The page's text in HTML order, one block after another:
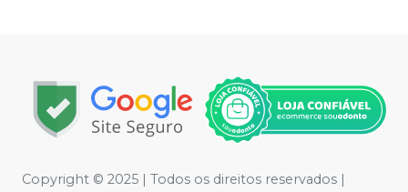
Copyright © 2025 | Todos os direitos reservados |